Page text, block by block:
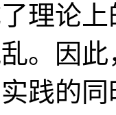
理论
。因
践的